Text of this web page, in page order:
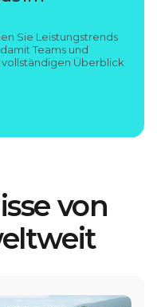
Sie Leistungstrends
Teams und
Überblick
von